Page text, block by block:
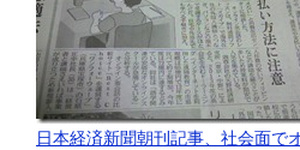
日本経済新聞朝刊記事、社会面で